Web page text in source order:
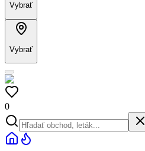
Vybrať
Vybrať
0